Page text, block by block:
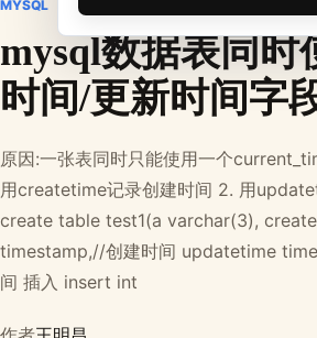
MYSQL
mysql数据表同时
时间/更新时间字
原因:一张表同时只能使用一个
用createtime记录创建时间 2. 用
create table test1(a varchar(3),
timestamp,//创建时间 updatetime
间 插入 insert int